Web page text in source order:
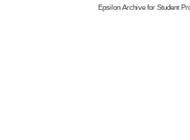
Epsilon Archive for Student